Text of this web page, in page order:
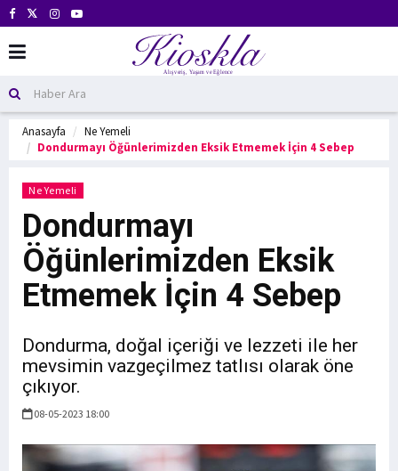
Anasayfa
Ne Yemeli
Dondurmayı Öğünlerimizden Eksik Etmemek İçin 4 Sebep
Ne Yemeli
Dondurmayı
Öğünlerimizden Eksik
Etmemek İçin 4 Sebep
Dondurma, doğal içeriği ve lezzeti ile her
mevsimin vazgeçilmez tatlısı olarak öne
çıkıyor.
08-05-2023 18:00